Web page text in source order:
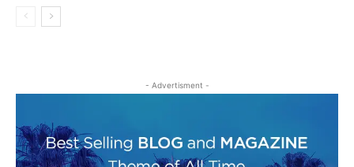
- Advertisment -